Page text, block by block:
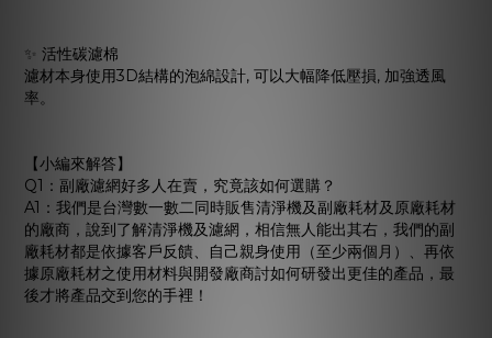
✨ 活性碳濾棉
濾材本身使用3D結構的泡綿設計, 可以大幅降低壓損, 加強透風
率。
【小編來解答】
Q1：副廠濾網好多人在賣，究竟該如何選購？
A1：我們是台灣數一數二同時販售清淨機及副廠耗材及原廠耗材
的廠商，說到了解清淨機及濾網，相信無人能出其右，我們的副
廠耗材都是依據客戶反饋、自己親身使用（至少兩個月）、再依
據原廠耗材之使用材料與開發廠商討如何研發出更佳的產品，最
後才將產品交到您的手裡！